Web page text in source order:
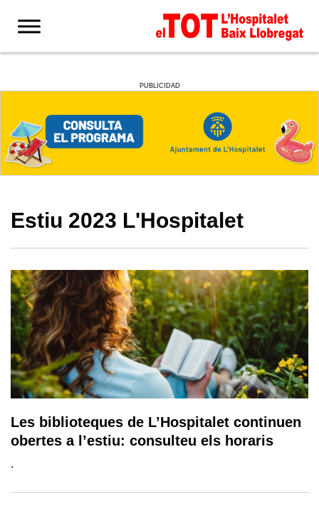
PUBLICIDAD
Estiu 2023 L'Hospitalet
Les biblioteques de L’Hospitalet continuen
obertes a l’estiu: consulteu els horaris
.